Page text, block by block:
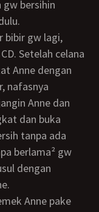
Setelah celana
Anne dengan
nafasnya
Anne dan
dan buka
tanpa ada
berlama² gw
dengan